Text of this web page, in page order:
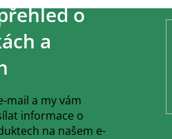
o
a
mail a my vám
informace o
na našem e-